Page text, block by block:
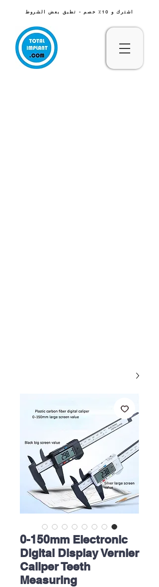
اشترك و 10٪ خصم - تطبق بعض الشروط
0-150mm Electronic
Digital Display Vernier
Caliper Teeth
Measuring